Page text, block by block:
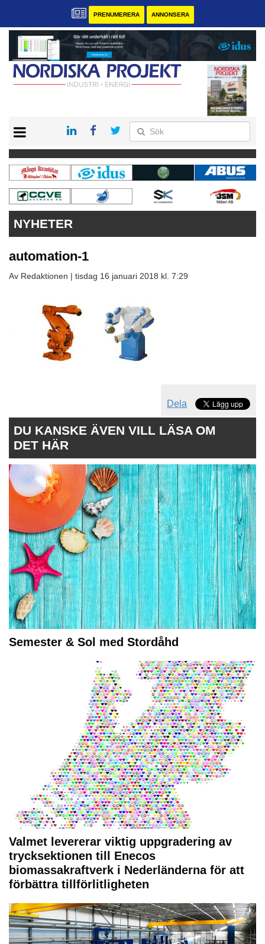
PRENUMERERA ANNONSERA
KONTAKT
VÅRA ANDRA MAGASIN
PRENUMERERA
ANNONSERA
NYHETER
automation-1
Av Redaktionen | tisdag 16 januari 2018 kl. 7:29
Dela
DU KANSKE ÄVEN VILL LÄSA OM
DET HÄR
Semester & Sol med Stordåhd
Valmet levererar viktig uppgradering av
trycksektionen till Enecos
biomassakraftverk i Nederländerna för att
förbättra tillförlitligheten